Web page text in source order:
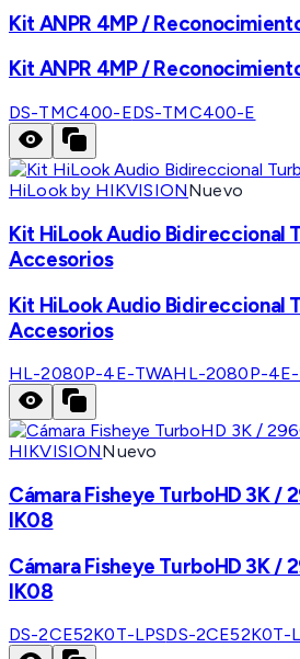
Kit ANPR 4MP /
Kit ANPR 4MP /
DS-TMC400-EDS-TMC400-E
HiLook by HIKVISIONNuevo
Kit HiLook Audio Bidireccional
Accesorios
Kit HiLook Audio Bidireccional
Accesorios
HL-2080P-4E-TWAHL-2080P-4E-
HIKVISIONNuevo
Cámara Fisheye TurboHD 3K /
IK08
Cámara Fisheye TurboHD 3K /
IK08
DS-2CE52K0T-LPSDS-2CE52K0T-